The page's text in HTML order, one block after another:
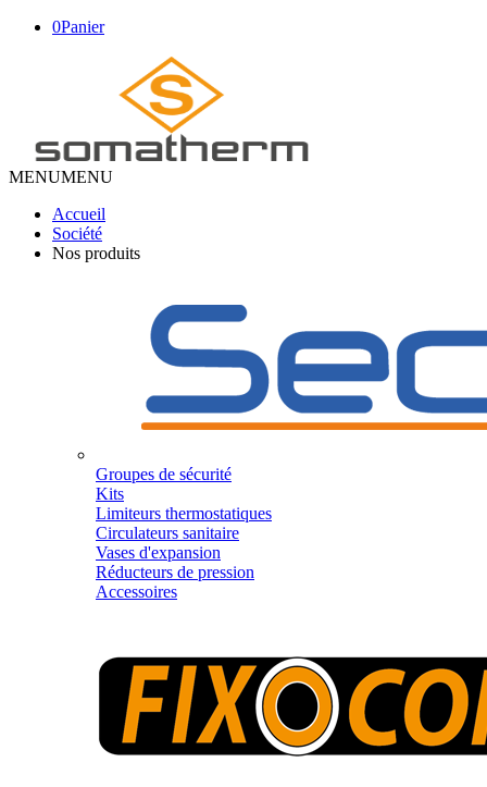
0Panier
MENUMENU
Accueil
Société
Nos produits
Groupes de sécurité
Kits
Limiteurs thermostatiques
Circulateurs sanitaire
Vases d'expansion
Réducteurs de pression
Accessoires